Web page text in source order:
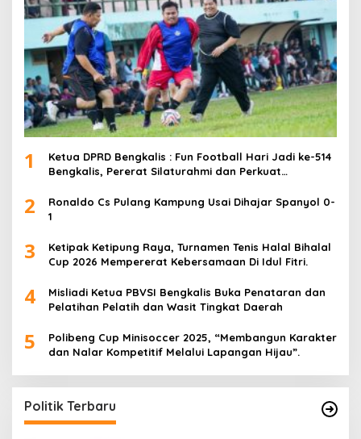
1
Ketua DPRD Bengkalis : Fun Football Hari Jadi ke-514
Bengkalis, Pererat Silaturahmi dan Perkuat
2
Ronaldo Cs Pulang Kampung Usai Dihajar Spanyol 0-
1
3
Ketipak Ketipung Raya, Turnamen Tenis Halal Bihalal
Cup 2026 Mempererat Kebersamaan Di Idul Fitri.
4
Misliadi Ketua PBVSI Bengkalis Buka Penataran dan
Pelatihan Pelatih dan Wasit Tingkat Daerah
5
Polibeng Cup Minisoccer 2025, “Membangun Karakter
dan Nalar Kompetitif Melalui Lapangan Hijau”.
Politik Terbaru